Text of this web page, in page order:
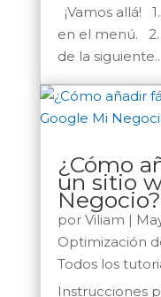
¡Vamos allá!
en el menú. 2.
de la siguiente...
¿Cómo
un sitio
Negocio?
por Viliam |
Optimización
Todos los
Instrucciones